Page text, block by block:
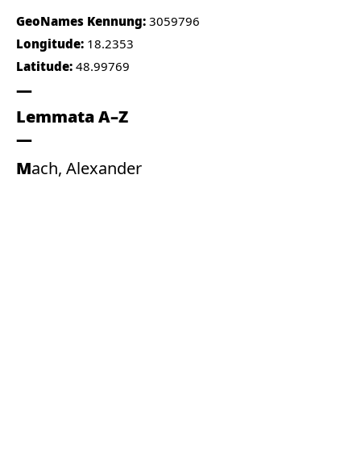
GeoNames Kennung: 3059796
Longitude: 18.2353
Latitude: 48.99769
Lemmata A–Z
Mach, Alexander